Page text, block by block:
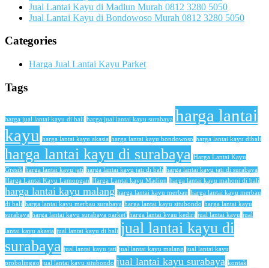
Jual Lantai Kayu di Madiun Murah 0812 3280 5050
Jual Lantai Kayu di Bondowoso Murah 0812 3280 5050
Categories
Harga Jual Lantai Kayu Parket
Tags
harga jual lantai kayu di bali harga jual lantai kayu surabaya harga lantai
kayu harga lantai kayu akasia harga lantai kayu bondowoso harga lantai kayu dibali
harga lantai kayu di surabaya Harga Lantai Kayu
Gresik harga lantai kayu jati harga lantai kayu jati di bali harga lantai kayu jati di surabaya
Harga Lantai Kayu Lamongan Harga Lantai kayu Madiun harga lantai kayu mahoni di bali
harga lantai kayu malang harga lantai kayu merbau harga lantai kayu merbau
di bali harga lantai kayu merbau surabaya harga lantai kayu situbondo harga lantai kayu
surabaya harga lantai kayu surabaya parket' harga lantai kyau kediri jual lantai kayu jual
lantai kayu akasia jual lantai kayu di bali jual lantai kayu di
surabaya jual lantai kayu jati jual lantai kayu malang jual lantai kayu
probolinggo jual lantai kayu situbondo jual lantai kayu surabaya kontak